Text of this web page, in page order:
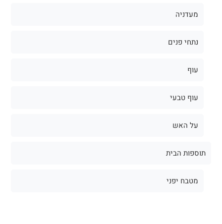
מעדניה
נתחי פנים
עוף
עוף טבעי
על האש
תוספות הבית
מטבח יפני